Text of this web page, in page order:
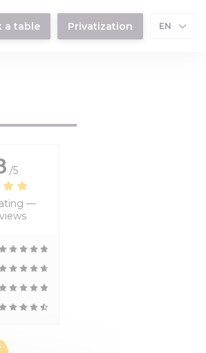
a table Privatization EN
/5
—